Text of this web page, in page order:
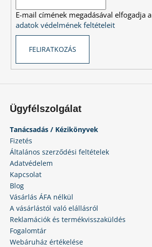
E-mail címének megadásával elfogadja a
adatok védelmének feltételeit
FELIRATKOZÁS
Ügyfélszolgálat
Tanácsadás / Kézikönyvek
Fizetés
Általános szerződési feltételek
Adatvédelem
Kapcsolat
Blog
Vásárlás ÁFA nélkül
A vásárlástól való elállásról
Reklamációk és termékvisszaküldés
Fogalomtár
Webáruház értékelése